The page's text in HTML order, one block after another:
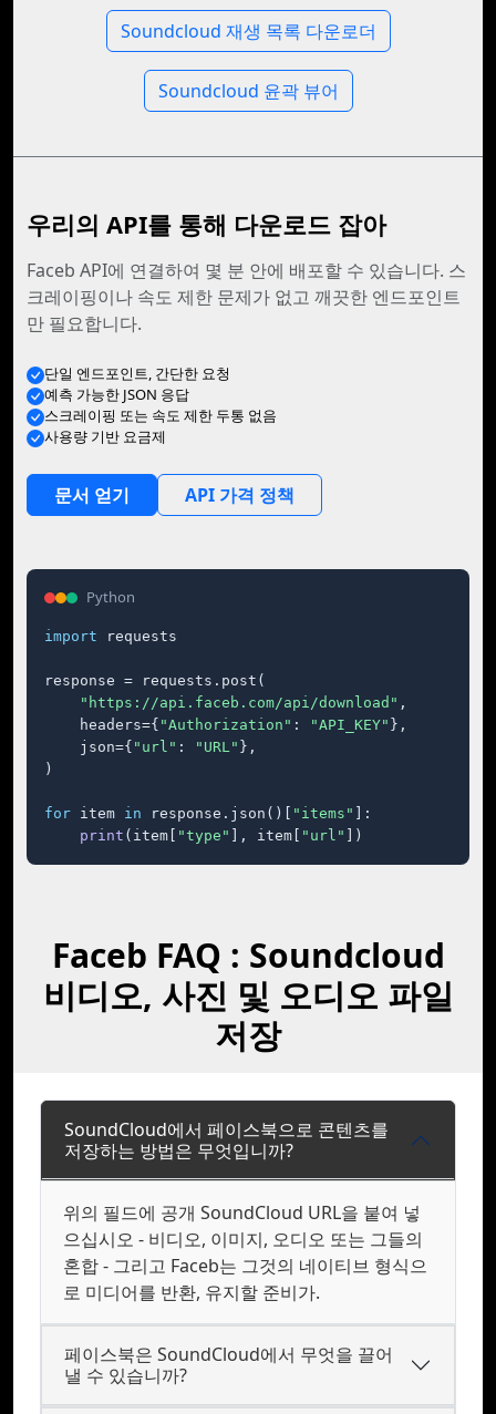
Soundcloud 재생 목록 다운로더
Soundcloud 윤곽 뷰어
우리의 API를 통해 다운로드 잡아
Faceb API에 연결하여 몇 분 안에 배포할 수 있습니다. 스
크레이핑이나 속도 제한 문제가 없고 깨끗한 엔드포인트
만 필요합니다.
단일 엔드포인트, 간단한 요청
예측 가능한 JSON 응답
스크레이핑 또는 속도 제한 두통 없음
사용량 기반 요금제
문서 얻기 API 가격 정책
Python
import requests
response = requests.post(
"https://api.faceb.com/api/download" ,
    headers={
"Authorization" : "API_KEY" },
    json={
"url" : "URL" },
)
for item in response.json()[ "items"
]:
print (item[ "type" ], item[ "url" ])
Faceb FAQ : Soundcloud
비디오, 사진 및 오디오 파일
저장
SoundCloud에서 페이스북으로 콘텐츠를
저장하는 방법은 무엇입니까?
위의 필드에 공개 SoundCloud URL을 붙여 넣
으십시오 - 비디오, 이미지, 오디오 또는 그들의
혼합 - 그리고 Faceb는 그것의 네이티브 형식으
로 미디어를 반환, 유지할 준비가.
페이스북은 SoundCloud에서 무엇을 끌어
낼 수 있습니까?